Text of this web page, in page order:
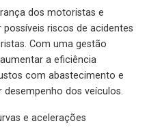
dos motoristas e
riscos de acidentes
Com uma gestão
a eficiência
com abastecimento e
dos veículos.
e acelerações